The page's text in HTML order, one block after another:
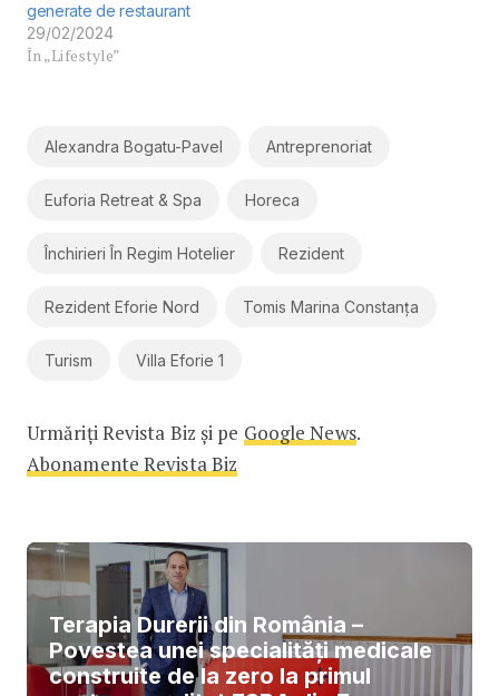
generate de restaurant
29/02/2024
În „Lifestyle”
Alexandra Bogatu-Pavel Antreprenoriat
Euforia Retreat & Spa Horeca
Închirieri În Regim Hotelier Rezident
Rezident Eforie Nord Tomis Marina Constanța
Turism Villa Eforie 1
Urmăriți Revista Biz și pe Google News.
Abonamente Revista Biz
Terapia Durerii din România –
Povestea unei specialități medicale
construite de la zero la primul